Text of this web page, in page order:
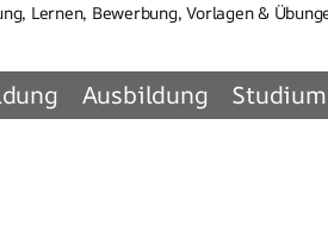
Lernen, Bewerbung, Vorlagen &
Ausbildung Studium